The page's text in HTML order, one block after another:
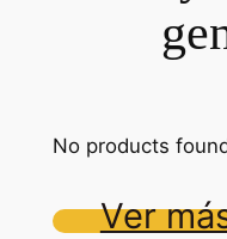
No products
Ver